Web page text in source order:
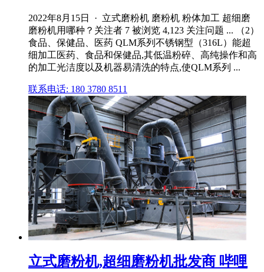
2022年8月15日 · 立式磨粉机 磨粉机 粉体加工 超细磨
磨粉机用哪种？关注者 7 被浏览 4,123 关注问题 ... （2）
食品、保健品、医药 QLM系列不锈钢型（316L）能超
细加工医药、食品和保健品,其低温粉碎、高纯操作和高
的加工光洁度以及机器易清洗的特点,使QLM系列 ...
联系电话: 180 3780 8511
立式磨粉机,超细磨粉机批发商 哔哩